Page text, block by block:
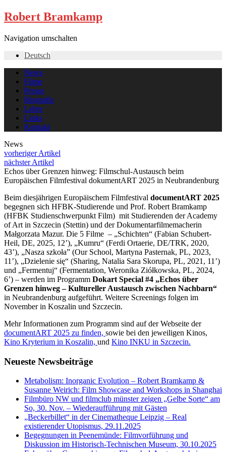
Robert Bramkamp
Navigation umschalten
Deutsch
News
Filme
Presse
Biografie
Lehre
Links
Kontakt
News
vorheriger Artikel
nächster Artikel
Echos über Grenzen hinweg: Filmschul-Austausch beim
Europäischen Filmfestival dokumentART 2025 in Neubrandenburg
Beim diesjährigen Europäischem Filmfestival documentART 2025
begegnen sich HFBK-Studierende und Prof. Robert Bramkamp
(HFBK Studienschwerpunkt Film) mit Studierenden der Academy
of Art in Szczecin (Stettin) und der Dokumentarfilmemacherin
Małgorzata Mazur. Die 5 Filme – „Schichten“ (Fabian Schubert-
Heil, DE, 2025, 12’), „Kumru“ (Ferdi Ortaerie, DE/TRK, 2020,
43’), „Nasza szkoła” (Our School, Martyna Pasternak, PL, 2023,
11’), „Dzielenie się“ (Sharing, Natalia Sara Skorupa, PL, 2021, 11’)
und „Fermentuj“ (Fermentation, Weronika Ziółkowska, PL, 2024,
6’) – werden im Programm Dokart Special #4 „Echos über
Grenzen hinweg – Kultureller Austausch zwischen Nachbarn“
in Neubrandenburg aufgeführt. Weitere Screenings folgen im
November in Koszalin und Szczecin.
Mehr Informationen zum Programm sind auf der Webseite der
documentART 2025 zu finden, sowie bei den jeweiligen Kinos,
Kino Kryterium in Koszalin, und Kino INKU in Szczecin.
Neueste Newsbeiträge
Metabolism: Inorganic Evolution – Robert Bramkamp &
Susanne Weirich: Film Showcase and Workshops in Shanghai
Filmbüro NW und filmclub münster zeigen „Gelbe Sorte“ am
So, 30. Nov. – Wiederaufführung mit Gästen
„Beckerbillet“ in der Cinematheque Leipzig – Real
existierender Utopismus, 29.11.2025
Begegnungen in Peenemünde: Filmvorführung und
Diskussion im Historisch-Technischen Museum, 30.10.2025